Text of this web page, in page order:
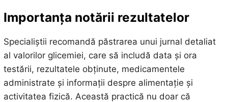
Importanța notării rezultatelor
Specialiștii recomandă păstrarea unui jurnal detaliat
al valorilor glicemiei, care să includă data și ora
testării, rezultatele obținute, medicamentele
administrate și informații despre alimentație și
activitatea fizică. Această practică nu doar că